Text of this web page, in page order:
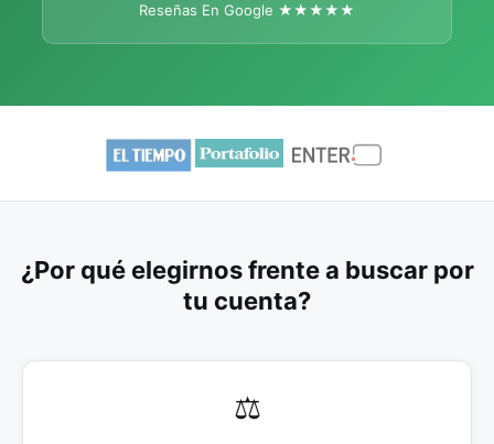
Reseñas En Google ★★★★★
¿Por qué elegirnos frente a buscar por
tu cuenta?
⚖️